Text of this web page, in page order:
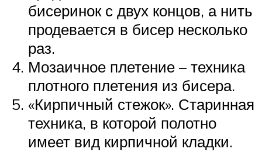
бисеринок с двух концов, а нить
продевается в бисер несколько
раз.
Мозаичное плетение – техника
плотного плетения из бисера.
«Кирпичный стежок». Старинная
техника, в которой полотно
имеет вид кирпичной кладки.